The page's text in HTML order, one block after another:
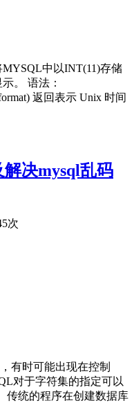
中以INT(11)存储
。 语法：
返回表示 Unix 时间
决mysql乱码
次
有时可能出现在控制
对于字符集的指定可以
传统的程序在创建数据库